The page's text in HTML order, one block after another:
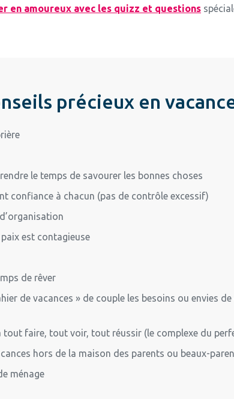
en amoureux avec les quizz et questions
précieux en
le temps de savourer les bonnes choses
confiance à chacun (pas de contrôle excessif)
est contagieuse
de rêver
de vacances » de couple les besoins ou envies
tout faire, tout voir, tout réussir (le complexe du
hors de la maison des parents ou beaux-
ménage